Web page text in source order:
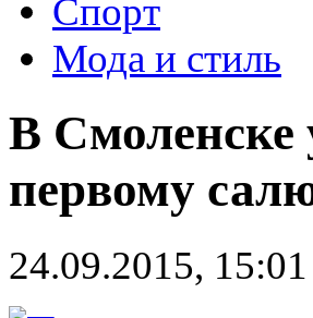
Спорт
Мода и стиль
В Смоленске
первому
24.09.2015, 15:01